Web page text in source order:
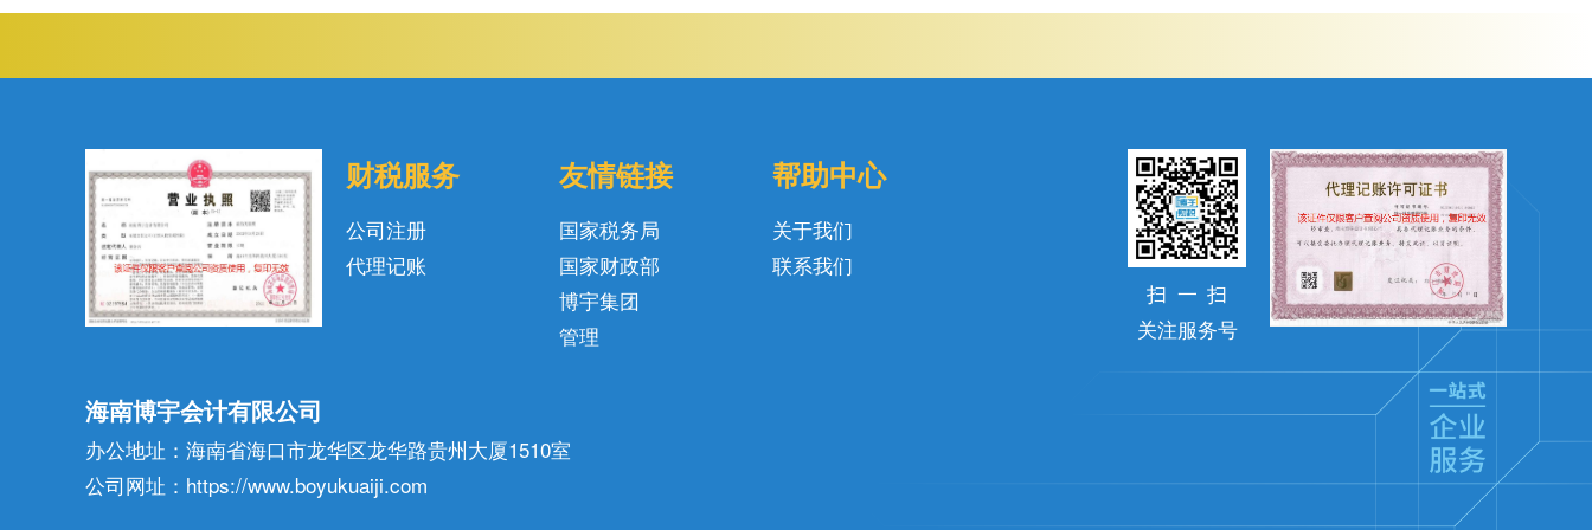
财税服务
公司注册
代理记账
友情链接
国家税务局
国家财政部
博宇集团
管理
帮助中心
关于我们
联系我们
扫 一 扫
关注服务号
海南博宇会计有限公司
办公地址：海南省海口市龙华区龙华路贵州大厦1510室
公司网址：https://www.boyukuaiji.com